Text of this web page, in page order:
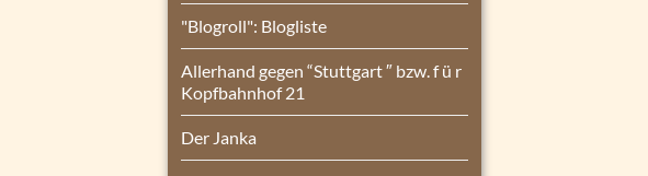
"Blogroll": Blogliste
Allerhand gegen “Stuttgart ″ bzw. f ü r
Kopfbahnhof 21
Der Janka